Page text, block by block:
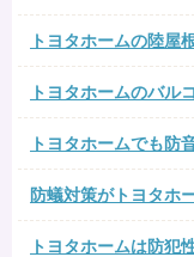
トヨタホームの陸屋
トヨタホームのバル
トヨタホームでも防
防蟻対策がトヨタホ
トヨタホームは防犯